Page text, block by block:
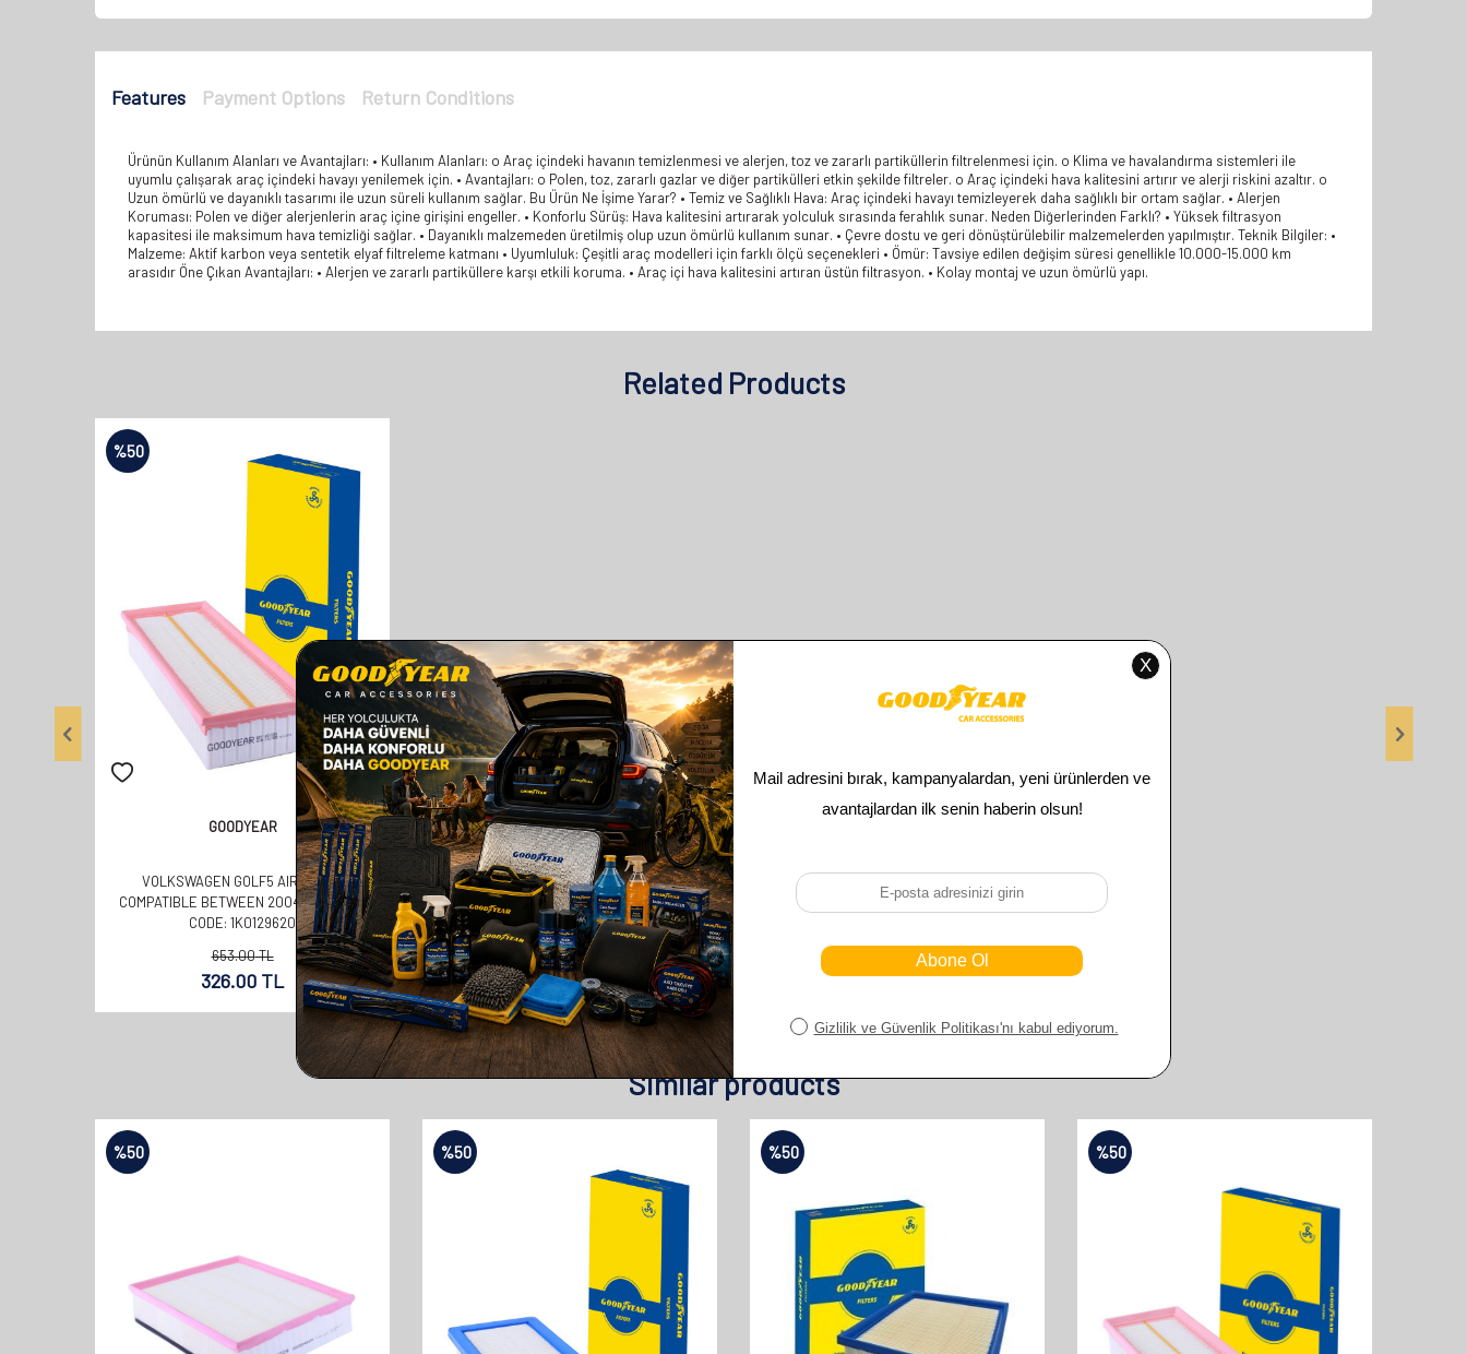
Features Payment Options Return Conditions
Ürünün Kullanım Alanları ve Avantajları: • Kullanım Alanları: o Araç içindeki havanın temizlenmesi ve alerjen, toz ve zararlı partiküllerin filtrelenmesi için. o Klima ve havalandırma sistemleri ile
uyumlu çalışarak araç içindeki havayı yenilemek için. • Avantajları: o Polen, toz, zararlı gazlar ve diğer partikülleri etkin şekilde filtreler. o Araç içindeki hava kalitesini artırır ve alerji riskini azaltır. o
Uzun ömürlü ve dayanıklı tasarımı ile uzun süreli kullanım sağlar. Bu Ürün Ne İşime Yarar? • Temiz ve Sağlıklı Hava: Araç içindeki havayı temizleyerek daha sağlıklı bir ortam sağlar. • Alerjen
Koruması: Polen ve diğer alerjenlerin araç içine girişini engeller. • Konforlu Sürüş: Hava kalitesini artırarak yolculuk sırasında ferahlık sunar. Neden Diğerlerinden Farklı? • Yüksek filtrasyon
kapasitesi ile maksimum hava temizliği sağlar. • Dayanıklı malzemeden üretilmiş olup uzun ömürlü kullanım sunar. • Çevre dostu ve geri dönüştürülebilir malzemelerden yapılmıştır. Teknik Bilgiler: •
Malzeme: Aktif karbon veya sentetik elyaf filtreleme katmanı • Uyumluluk: Çeşitli araç modelleri için farklı ölçü seçenekleri • Ömür: Tavsiye edilen değişim süresi genellikle 10.000-15.000 km
arasıdır Öne Çıkan Avantajları: • Alerjen ve zararlı partiküllere karşı etkili koruma. • Araç içi hava kalitesini artıran üstün filtrasyon. • Kolay montaj ve uzun ömürlü yapı.
Related Products
%50
GOODYEAR
VOLKSWAGEN GOLF5 AIR FILTER
COMPATIBLE BETWEEN 2004-2010 OEM
CODE: 1K0129620
653.00TL
326.00 TL
Similar products
%50 %50 %50 %50